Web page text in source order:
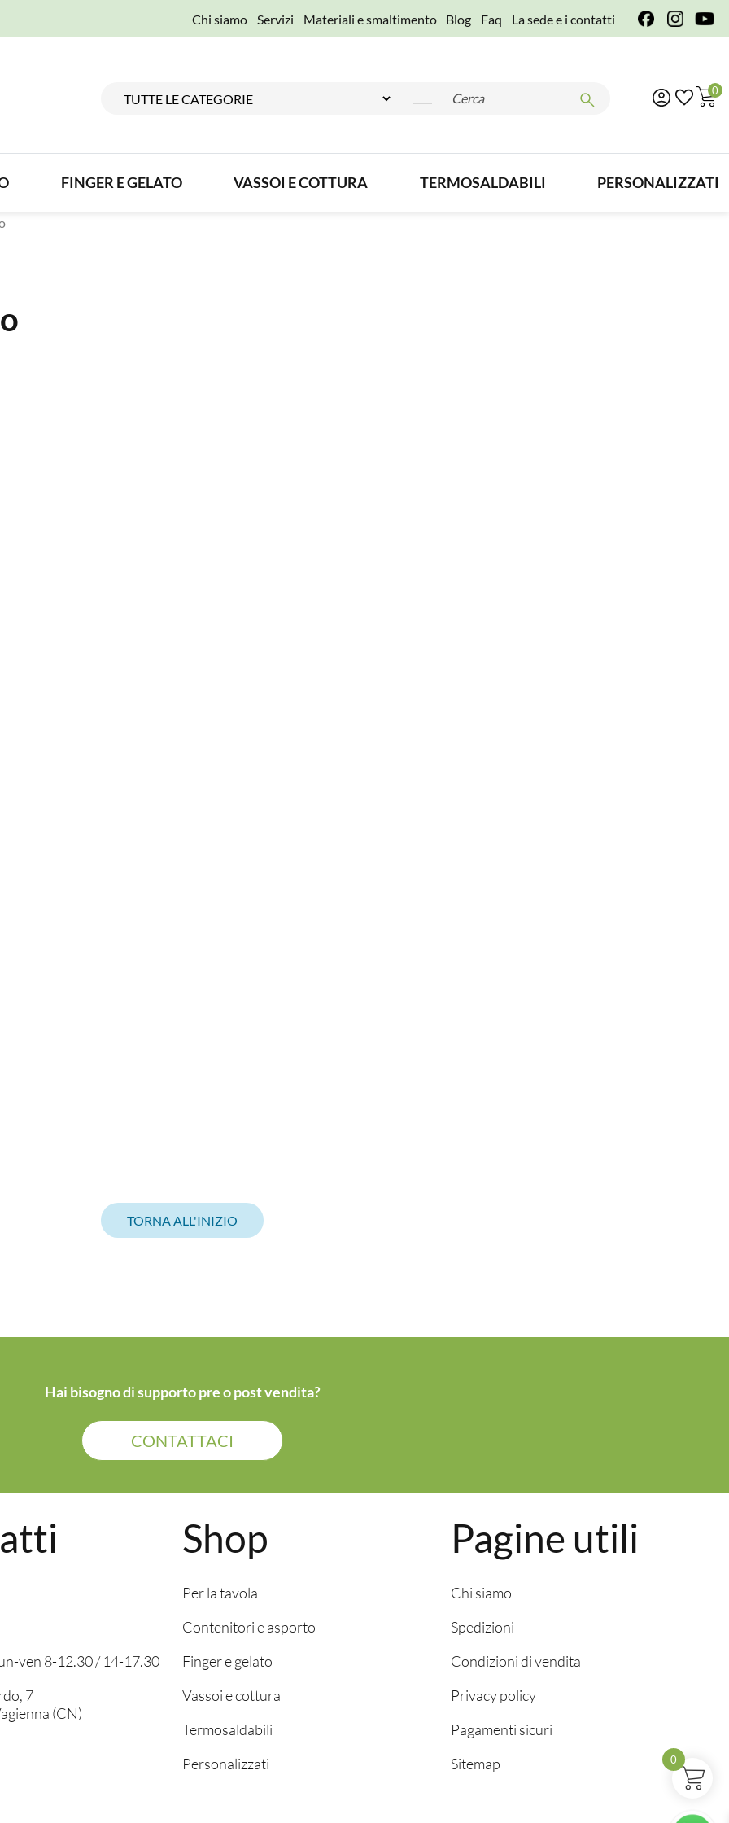
Chi siamo Servizi Materiali e smaltimento Blog Faq La sede e i contatti
0
FINGER E GELATO VASSOI E COTTURA TERMOSALDABILI PERSONALIZZATI
TORNA ALL'INIZIO
Hai bisogno di supporto pre o post vendita?
CONTATTACI
ven 8-12.30 / 14-17.30
7
(CN)
Shop
Per la tavola
Contenitori e asporto
Finger e gelato
Vassoi e cottura
Termosaldabili
Personalizzati
Pagine utili
Chi siamo
Spedizioni
Condizioni di vendita
Privacy policy
Pagamenti sicuri
Sitemap
0